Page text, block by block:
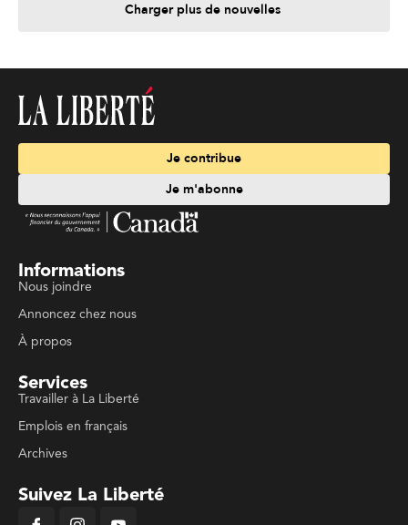
Charger plus de nouvelles
Je contribue
Je m'abonne
Informations
Nous joindre
Annoncez chez nous
À propos
Services
Travailler à La Liberté
Emplois en français
Archives
Suivez La Liberté